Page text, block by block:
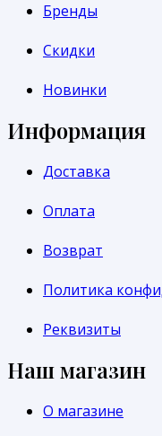
Бренды
Скидки
Новинки
Информация
Доставка
Оплата
Возврат
Политика
Реквизиты
Наш магазин
О магазине